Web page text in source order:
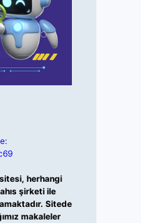
herhangi
şirketi ile
Sitede
makaleler